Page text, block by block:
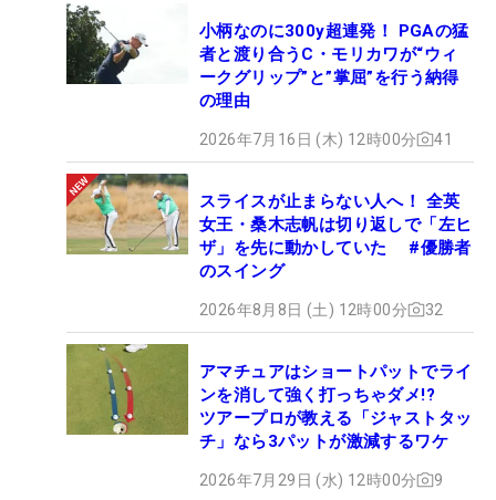
小柄なのに300y超連発！ PGAの猛
者と渡り合うC・モリカワが“ウィ
ークグリップ”と”掌屈”を行う納得
の理由
2026年7月16日 (木) 12時00分 41
スライスが止まらない人へ！ 全英
女王・桑木志帆は切り返しで「左ヒ
ザ」を先に動かしていた #優勝者
のスイング
2026年8月8日 (土) 12時00分 32
アマチュアはショートパットでライ
ンを消して強く打っちゃダメ!?
ツアープロが教える「ジャストタッ
チ」なら3パットが激減するワケ
2026年7月29日 (水) 12時00分 9